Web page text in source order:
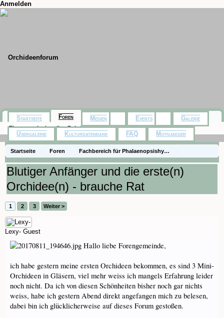
Anmelden
Startseite Foren
Fachbereich für Phalaenopsishybriden aus Baumarkt,
Die Gattung Phalaenopsis
Fragen zur Pflege
Blutiger Anfänger und die erste(n)
Orchidee(n) - brauche Rat
1 2 3 Weiter >
Lexy- Guest
Hallo liebe Forengemeinde,
ich habe gestern meine ersten Orchideen bekommen, es sind 3 Mini-
Orchideen in Gläsern, viel mehr weiss ich mangels Erfahrung leider
noch nicht. Da ich von diesen Schönheiten bisher noch gar nichts
weiss, habe ich gestern Abend direkt angefangen mich zu belesen,
dabei bin ich glücklicherweise auf dieses Forum gestoßen.
Startseite Foren
Themen mit aktuellen Beiträgen
Medien Events Galerie
Usergalerie Kulturdatenbank FAQ Motivjaeger